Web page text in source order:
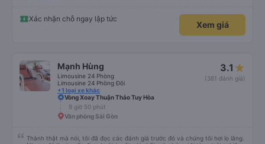
quy định rõ ràng về việc giữ im lặng (tắt âm thanh điện thoại) vào ban đêm
để tránh làm phiền hành khách khác ngủ. Ngoài ra, nhà xe nên dán sẵn mật
khẩu Wi-Fi trong xe để hành khách dễ dàng sử dụng. Tôi vẫn sẽ tiếp tục ủng
Xác nhận chỗ ngay lập tức
Xem giá
Mạnh Hùng
Limousine 24 Phòng
Limousine 24 Phòng Đôi
+1 loại xe khác
3.1
(381 đánh giá)
Vòng Xoay Thuận Thảo Tuy Hòa
9 giờ 50 phút
Văn phòng Sài Gòn
Thành thật mà nói, tôi đã đọc các đánh giá trước đó và chúng tôi hơi lo lắng.